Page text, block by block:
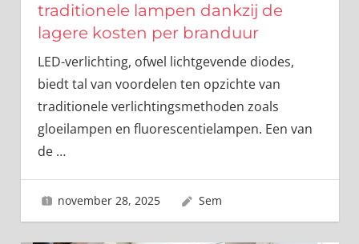
traditionele lampen dankzij de
lagere kosten per branduur
LED-verlichting, ofwel lichtgevende diodes,
biedt tal van voordelen ten opzichte van
traditionele verlichtingsmethoden zoals
gloeilampen en fluorescentielampen. Een van
de …
november 28, 2025 Sem